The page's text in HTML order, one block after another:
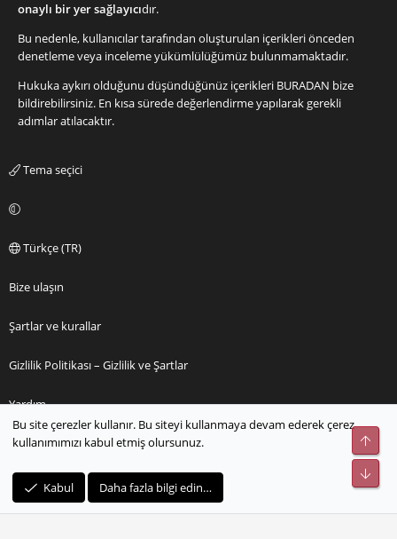
onaylı bir yer sağlayıcıdır.
Bu nedenle, kullanıcılar tarafından oluşturulan içerikleri önceden
denetleme veya inceleme yükümlülüğümüz bulunmamaktadır.
Hukuka aykırı olduğunu düşündüğünüz içerikleri BURADAN bize
bildirebilirsiniz. En kısa sürede değerlendirme yapılarak gerekli
adımlar atılacaktır.
Tema seçici
Türkçe (TR)
Bize ulaşın
Şartlar ve kurallar
Gizlilik Politikası – Gizlilik ve Şartlar
Yardım
Ana sayfa
S
S
Bu site çerezler kullanır. Bu siteyi kullanmaya devam ederek çerez
kullanımımızı kabul etmiş olursunuz.
Kabul Daha fazla bilgi edin…